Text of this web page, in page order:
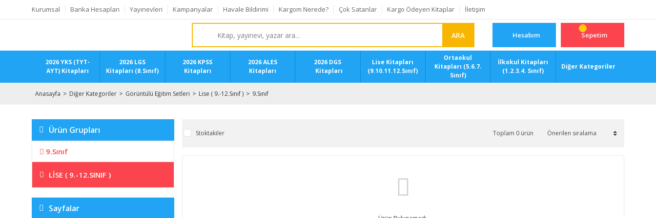
Kurumsal Banka Hesapları Yayınevleri Kampanyalar Havale Bildirimi Kargom Nerede? Çok Satanlar Kargo Ödeyen Kitaplar İletişim
ARA Hesabım Sepetim
2026 YKS (TYT-
AYT) Kitapları
2026 LGS
Kitapları (8.Sınıf)
2026 KPSS
Kitapları
2026 ALES
Kitapları
2026 DGS
Kitapları
Lise Kitapları
(9.10.11.12.Sınıf)
Ortaokul
Kitapları (5.6.7.
Sınıf)
İlkokul Kitapları
(1.2.3.4. Sınıf)
Diğer Kategoriler
Anasayfa Diğer Kategoriler Görüntülü Eğitim Setleri Lise ( 9.-12.Sınıf ) 9.Sınıf
Ürün Grupları
9.Sınıf
LISE ( 9.-12.SINIF )
Sayfalar
Stoktakiler Toplam 0 ürün